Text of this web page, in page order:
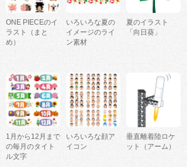
ONE PIECEのイ
ラスト（まと
め）
いろいろな夏の
イメージのライ
ン素材
夏のイラスト
「向日葵」
1月から12月まで
の毎月のタイト
ル文字
いろいろな顔ア
イコン
垂直離着陸ロケ
ット（アーム）